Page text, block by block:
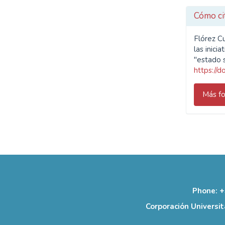
Cómo
Flórez
las
"estado
https://
Más
Phone:
Corporación